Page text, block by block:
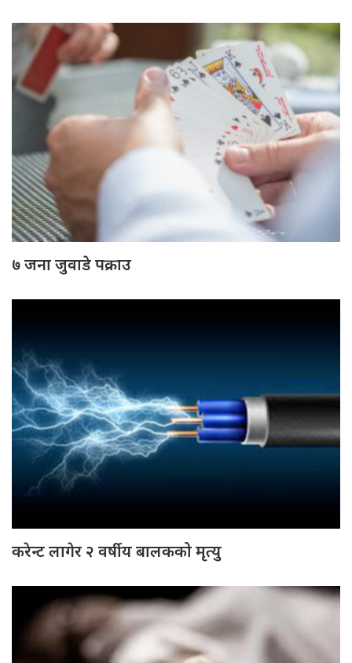
७ जना जुवाडे पक्राउ
करेन्ट लागेर २ वर्षीय बालकको मृत्यु